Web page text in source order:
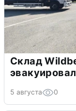
Склад
5 августа 0